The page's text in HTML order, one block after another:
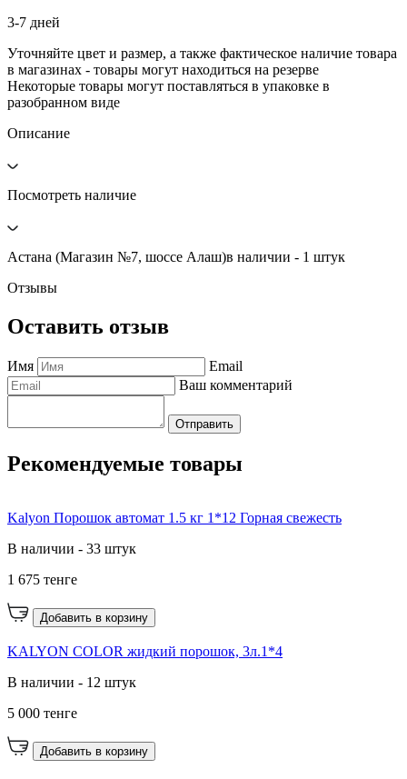
3-7 дней
Уточняйте цвет и размер, а также фактическое наличие товара
в магазинах - товары могут находиться на резерве
Некоторые товары могут поставляться в упаковке в
разобранном виде
Описание
Посмотреть наличие
Астана (Магазин №7, шоссе Алаш)в наличии - 1 штук
Отзывы
Оставить отзыв
Имя
Email
Ваш комментарий
Отправить
Рекомендуемые товары
Kalyon Порошок автомат 1.5 кг 1*12 Горная свежесть
В наличии - 33 штук
1 675 тенге
Добавить в корзину
KALYON COLOR жидкий порошок, 3л.1*4
В наличии - 12 штук
5 000 тенге
Добавить в корзину